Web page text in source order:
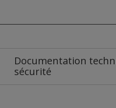
Documentation
sécurité